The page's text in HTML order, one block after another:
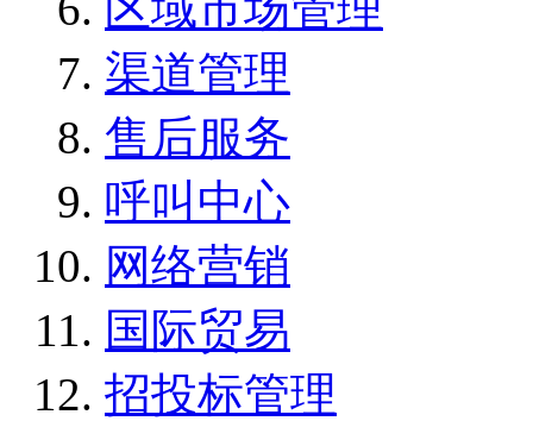
渠道管理
售后服务
呼叫中心
网络营销
国际贸易
招投标管理